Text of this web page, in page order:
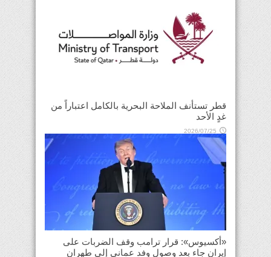
قطر تستأنف الملاحة البحرية بالكامل اعتباراً من
غدٍ الأحد
2026/07/25
«أكسيوس»: قرار ترامب وقف الضربات على
إيران جاء بعد وصول وفد عماني إلى طهران